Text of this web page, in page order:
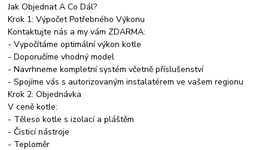
Jak Objednat A Co Dál?
Krok 1: Výpočet Potřebného Výkonu
Kontaktujte nás a my vám ZDARMA:
- Vypočítáme optimální výkon kotle
- Doporučíme vhodný model
- Navrhneme kompletní systém včetně příslušenství
- Spojíme vás s autorizovaným instalatérem ve vašem regionu
Krok 2: Objednávka
V ceně kotle:
- Těleso kotle s izolací a pláštěm
- Čisticí nástroje
- Teploměr